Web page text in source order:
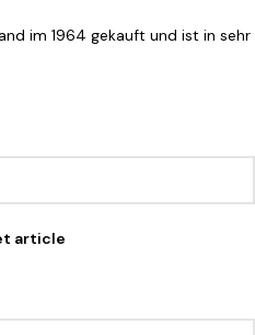
im 1964 gekauft und ist in sehr
article